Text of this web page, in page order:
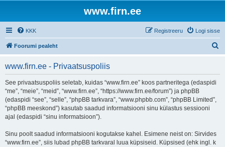
www.firn.ee
KKK Logi sisse
Registreeru
Foorumi pealeht
www.firn.ee - Privaatsuspoliis
See privaatsuspoliis seletab, kuidas “www.firn.ee” koos partneritega (edaspidi
“me”, “meie”, “meid”, “www.firn.ee”, “https://www.firn.ee/forum”) ja phpBB
(edaspidi “see”, “selle”, “phpBB tarkvara”, “www.phpbb.com”, “phpBB Limited”,
“phpBB meeskond”) kasutab saadud informatsiooni sinu külastus sessiooni
ajal (edaspidi “sinu informatsioon”).
Sinu poolt saadud informatsiooni kogutakse kahel. Esimene neist on: Sirvides
“www.firn.ee”, siis lubad phpBB tarkvaral luua küpsiseid. Küpsised (ehk ingl. k